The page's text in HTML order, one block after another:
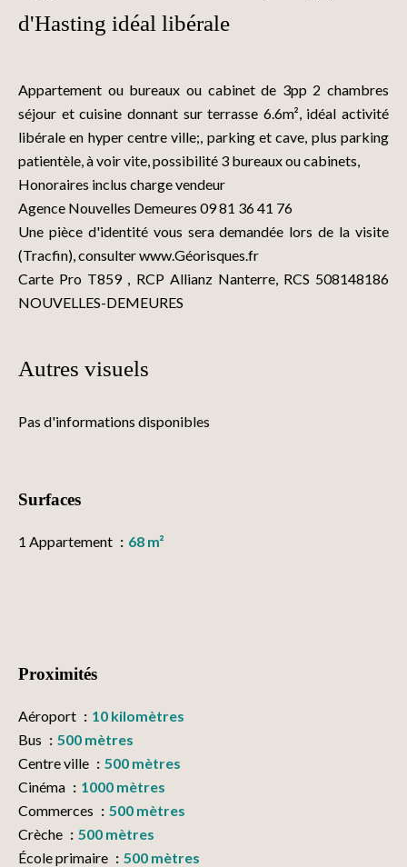
d'Hasting idéal libérale
Appartement ou bureaux ou cabinet de 3pp 2 chambres
séjour et cuisine donnant sur terrasse 6.6m², idéal activité
libérale en hyper centre ville;, parking et cave, plus parking
patientèle, à voir vite, possibilité 3 bureaux ou cabinets,
Honoraires inclus charge vendeur
Agence Nouvelles Demeures 09 81 36 41 76
Une pièce d'identité vous sera demandée lors de la visite
(Tracfin), consulter www.Géorisques.fr
Carte Pro T859 , RCP Allianz Nanterre, RCS 508148186
NOUVELLES-DEMEURES
Autres visuels
Pas d'informations disponibles
Surfaces
1 Appartement 68 m²
Proximités
Aéroport
10 kilomètres
Bus
500 mètres
Centre ville
500 mètres
Cinéma
1000 mètres
Commerces
500 mètres
Crèche
500 mètres
École primaire
500 mètres